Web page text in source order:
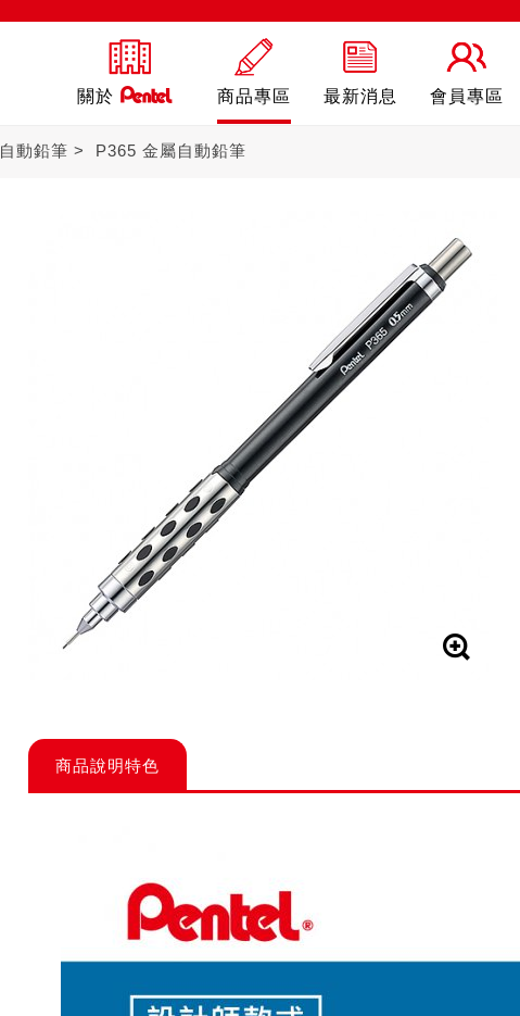
關於 商品專區
自動鉛筆
最新消息 會員專區
自動鉛筆 P365 金屬自動鉛筆
商品說明特色